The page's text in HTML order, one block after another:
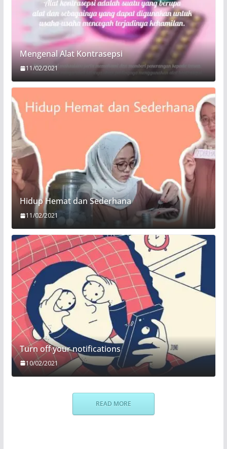
Mengenal Alat Kontrasepsi
11/02/2021
Hidup Hemat dan Sederhana
11/02/2021
Turn off your notifications
10/02/2021
READ MORE